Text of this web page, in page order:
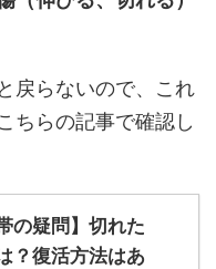
戻らないので、これ
ちらの記事で確認し
の疑問】切れた
？復活方法はあ